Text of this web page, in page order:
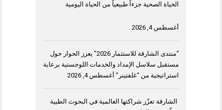
الحياة الصحية جزءاً طبيعياً من الحياة اليومية
أغسطس 4, 2026
“منتدى الشارقة للاستثمار 2026” يعزز الحوار حول
مستقبل سلاسل الإمداد والخدمات اللوجستية برعاية
استراتيجية من “غلفتينر” أغسطس 4, 2026
الشارقة تعزّز شراكتها العالمية في البحوث الطبية